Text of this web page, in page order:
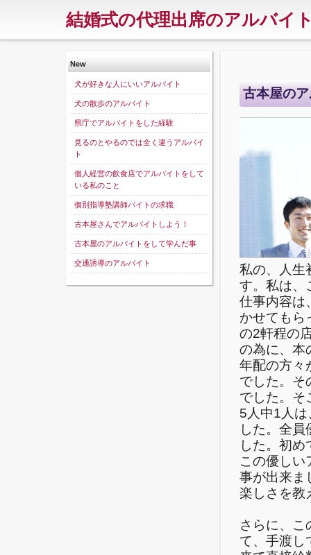
結婚式の代理出席のアルバイ
New
犬が好きな人にいいアルバイト
犬の散歩のアルバイト
県庁でアルバイトをした経験
見るのとやるのでは全く違うアルバイ
ト
個人経営の飲食店でアルバイトをして
いる私のこと
個別指導塾講師バイトの求職
古本屋さんでアルバイトしよう！
古本屋のアルバイトをして学んだ事
交通誘導のアルバイト
古本屋の
私の、人生
す。私は、
仕事内容は
かせてもら
の2軒程の
の為に、本
年配の方々
でした。そ
でした。そ
5人中1人
した。全
した。初
この優しい
事が出来ま
楽しさを教
さらに、こ
て、手渡し